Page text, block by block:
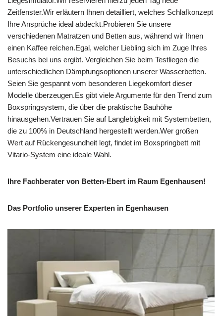
Zeitfenster.Wir erläutern Ihnen detailliert, welches Schlafkonzept
Ihre Ansprüche ideal abdeckt.Probieren Sie unsere
verschiedenen Matratzen und Betten aus, während wir Ihnen
einen Kaffee reichen.Egal, welcher Liebling sich im Zuge Ihres
Besuchs bei uns ergibt. Vergleichen Sie beim Testliegen die
unterschiedlichen Dämpfungsoptionen unserer Wasserbetten.
Seien Sie gespannt vom besonderen Liegekomfort dieser
Modelle überzeugen.Es gibt viele Argumente für den Trend zum
Boxspringsystem, die über die praktische Bauhöhe
hinausgehen.Vertrauen Sie auf Langlebigkeit mit Systembetten,
die zu 100% in Deutschland hergestellt werden.Wer großen
Wert auf Rückengesundheit legt, findet im Boxspringbett mit
Vitario-System eine ideale Wahl.
Ihre Fachberater von Betten-Ebert im Raum Egenhausen!
Das Portfolio unserer Experten in Egenhausen